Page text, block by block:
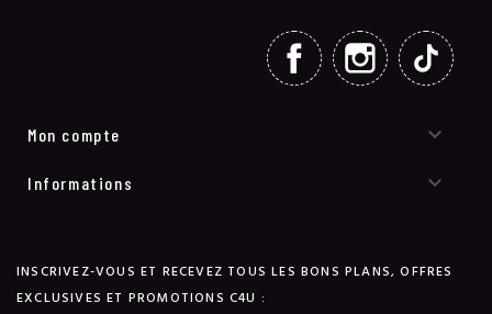
FACEBOOK INSTAGRAM
Mon compte 
Informations 
INSCRIVEZ-VOUS ET RECEVEZ TOUS LES BONS PLANS, OFFRES
EXCLUSIVES ET PROMOTIONS C4U :